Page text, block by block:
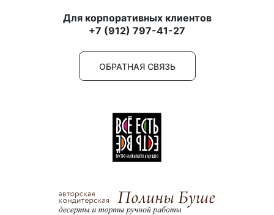
Для корпоративных клиентов
+7 (912) 797-41-27
ОБРАТНАЯ СВЯЗЬ